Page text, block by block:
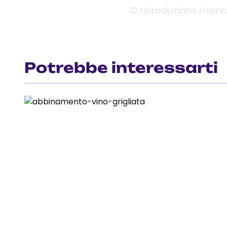
© riproduzione
Potrebbe interessarti